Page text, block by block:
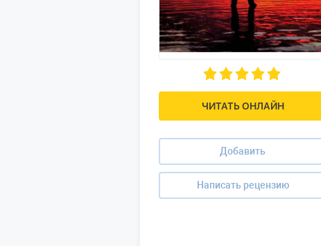
ЧИТАТЬ ОНЛАЙН
Добавить
Написать рецензию